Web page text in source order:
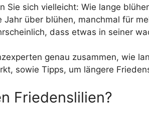
Sie sich vielleicht: Wie lange
Jahr über blühen, manchmal für
dass etwas in seiner
genau zusammen, wie
sowie Tipps, um längere
Friedenslilien?